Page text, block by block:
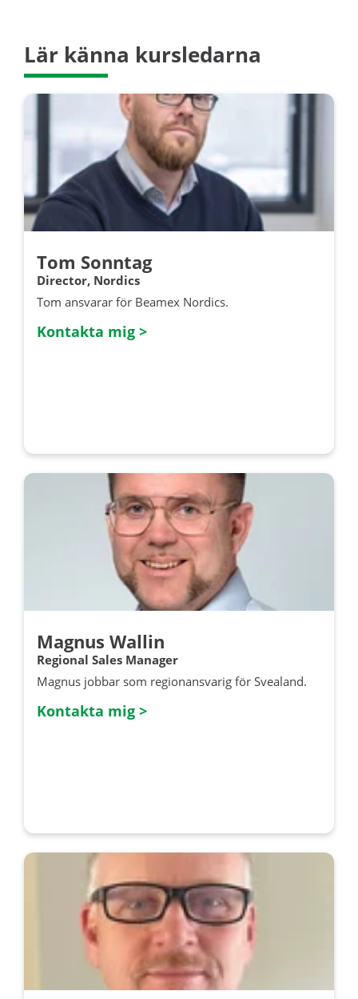
Lär känna kursledarna
Tom Sonntag
Director, Nordics
Tom ansvarar för Beamex Nordics.
Kontakta mig >
Magnus Wallin
Regional Sales Manager
Magnus jobbar som regionansvarig för Svealand.
Kontakta mig >